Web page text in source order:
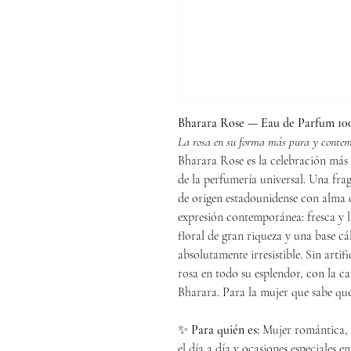
Bharara Rose — Eau de Parfum
La rosa en su forma más pura y
Bharara Rose es la celebración
de la perfumería universal. Una
de origen estadounidense con
expresión contemporánea: fresca
floral de gran riqueza y una base
absolutamente irresistible. Sin
rosa en todo su esplendor, con la
Bharara. Para la mujer que sabe
✨ Para quién es: Mujer romántica,